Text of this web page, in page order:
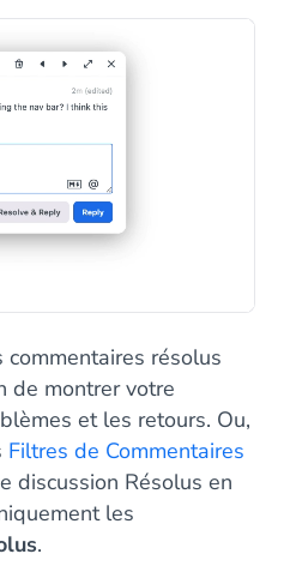
résolus
de montrer votre
et les retours. Ou,
Filtres de Commentaires
discussion Résolus en
les
.